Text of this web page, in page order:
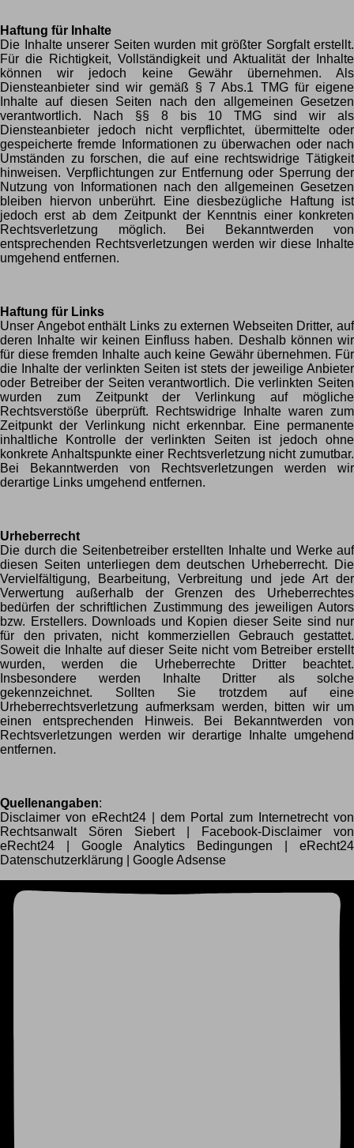
Haftung für Inhalte
Die Inhalte unserer Seiten wurden mit größter Sorgfalt erstellt.
Für die Richtigkeit, Vollständigkeit und Aktualität der Inhalte
können wir jedoch keine Gewähr übernehmen. Als
Diensteanbieter sind wir gemäß § 7 Abs.1 TMG für eigene
Inhalte auf diesen Seiten nach den allgemeinen Gesetzen
verantwortlich. Nach §§ 8 bis 10 TMG sind wir als
Diensteanbieter jedoch nicht verpflichtet, übermittelte oder
gespeicherte fremde Informationen zu überwachen oder nach
Umständen zu forschen, die auf eine rechtswidrige Tätigkeit
hinweisen. Verpflichtungen zur Entfernung oder Sperrung der
Nutzung von Informationen nach den allgemeinen Gesetzen
bleiben hiervon unberührt. Eine diesbezügliche Haftung ist
jedoch erst ab dem Zeitpunkt der Kenntnis einer konkreten
Rechtsverletzung möglich. Bei Bekanntwerden von
entsprechenden Rechtsverletzungen werden wir diese Inhalte
umgehend entfernen.
Haftung für Links
Unser Angebot enthält Links zu externen Webseiten Dritter, auf
deren Inhalte wir keinen Einfluss haben. Deshalb können wir
für diese fremden Inhalte auch keine Gewähr übernehmen. Für
die Inhalte der verlinkten Seiten ist stets der jeweilige Anbieter
oder Betreiber der Seiten verantwortlich. Die verlinkten Seiten
wurden zum Zeitpunkt der Verlinkung auf mögliche
Rechtsverstöße überprüft. Rechtswidrige Inhalte waren zum
Zeitpunkt der Verlinkung nicht erkennbar. Eine permanente
inhaltliche Kontrolle der verlinkten Seiten ist jedoch ohne
konkrete Anhaltspunkte einer Rechtsverletzung nicht zumutbar.
Bei Bekanntwerden von Rechtsverletzungen werden wir
derartige Links umgehend entfernen.
Urheberrecht
Die durch die Seitenbetreiber erstellten Inhalte und Werke auf
diesen Seiten unterliegen dem deutschen Urheberrecht. Die
Vervielfältigung, Bearbeitung, Verbreitung und jede Art der
Verwertung außerhalb der Grenzen des Urheberrechtes
bedürfen der schriftlichen Zustimmung des jeweiligen Autors
bzw. Erstellers. Downloads und Kopien dieser Seite sind nur
für den privaten, nicht kommerziellen Gebrauch gestattet.
Soweit die Inhalte auf dieser Seite nicht vom Betreiber erstellt
wurden, werden die Urheberrechte Dritter beachtet.
Insbesondere werden Inhalte Dritter als solche
gekennzeichnet. Sollten Sie trotzdem auf eine
Urheberrechtsverletzung aufmerksam werden, bitten wir um
einen entsprechenden Hinweis. Bei Bekanntwerden von
Rechtsverletzungen werden wir derartige Inhalte umgehend
entfernen.
Quellenangaben:
Disclaimer von eRecht24 | dem Portal zum Internetrecht von
Rechtsanwalt Sören Siebert | Facebook-Disclaimer von
eRecht24 | Google Analytics Bedingungen | eRecht24
Datenschutzerklärung | Google Adsense